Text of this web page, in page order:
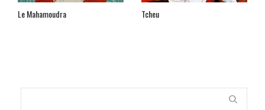
Le Mahamoudra Tcheu